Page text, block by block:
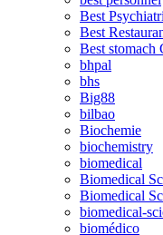
Best
Best
Best stomach
bhpal
bhs
Big88
bilbao
Biochemie
biochemistry
biomedical
Biomedical
Biomedical
biomedical-
biomédico